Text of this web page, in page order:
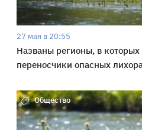
27 мая в 20:55
Названы регионы, в
переносчики опасных
Общество